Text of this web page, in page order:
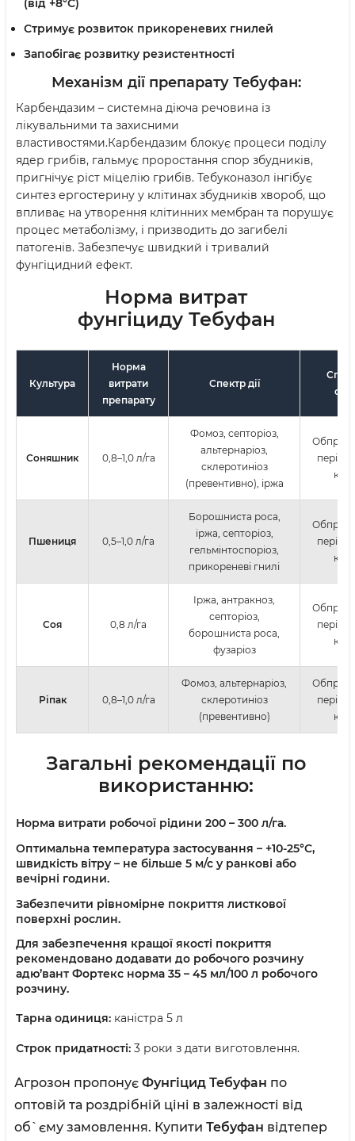
(від +8°С)
Стримує розвиток прикореневих гнилей
Запобігає розвитку резистентності
Механізм дії препарату Тебуфан:
Карбендазим – системна діюча речовина із
лікувальними та захисними
властивостями.Карбендазим блокує процеси поділу
ядер грибів, гальмує проростання спор збудників,
пригнічує ріст міцелію грибів. Тебуконазол інгібує
синтез ергостерину у клітинах збудників хвороб, що
впливає на утворення клітинних мембран та порушує
процес метаболізму, і призводить до загибелі
патогенів. Забезпечує швидкий і тривалий
фунгіцидний ефект.
Норма витрат
фунгіциду Тебуфан
Культура
Норма
витрати
препарату
Спектр дії
Соняшник 0,8–1,0 л/га
Фомоз, септоріоз,
альтернаріоз,
склеротиніоз
(превентивно), іржа
період
Пшениця 0,5–1,0 л/га
Борошниста роса,
іржа, септоріоз,
гельмінтоспоріоз,
прикореневі гнилі
період
Соя 0,8 л/га
Іржа, антракноз,
септоріоз,
борошниста роса,
фузаріоз
період
Ріпак 0,8–1,0 л/га
Фомоз, альтернаріоз,
склеротиніоз
(превентивно)
період
Загальні рекомендації по
використанню:
Норма витрати робочої рідини 200 – 300 л/га.
Оптимальна температура застосування – +10-25°С,
швидкість вітру – не більше 5 м/с у ранкові або
вечірні години.
Забезпечити рівномірне покриття листкової
поверхні рослин.
Для забезпечення кращої якості покриття
рекомендовано додавати до робочого розчину
адю’вант Фортекс норма 35 – 45 мл/100 л робочого
розчину.
Тарна одиниця: каністра 5 л
Строк придатності: 3 роки з дати виготовлення.
Агрозон пропонує Фунгіцид Тебуфан по
оптовій та роздрібній ціні в залежності від
об`єму замовлення. Купити Тебуфан відтепер